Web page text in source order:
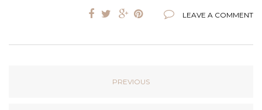
LEAVE A COMMENT
PREVIOUS